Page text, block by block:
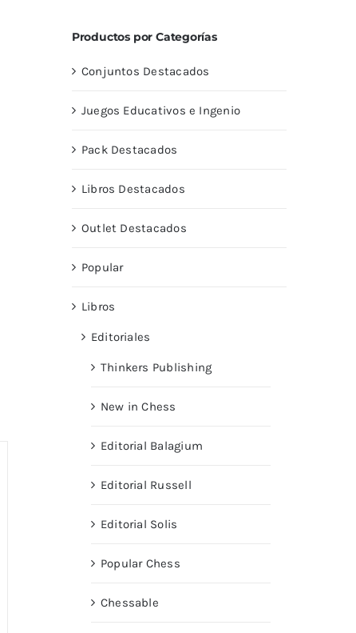
Productos por Categorías
Conjuntos Destacados
Juegos Educativos e Ingenio
Pack Destacados
Libros Destacados
Outlet Destacados
Popular
Libros
Editoriales
Thinkers Publishing
New in Chess
Editorial Balagium
Editorial Russell
Editorial Solis
Popular Chess
Chessable